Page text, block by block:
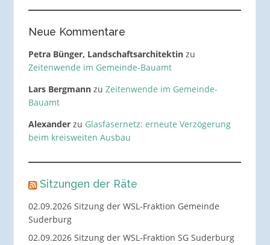
Neue Kommentare
Petra Bünger, Landschaftsarchitektinzu
Zeitenwende im Gemeinde-Bauamt
Lars Bergmannzu Zeitenwende im Gemeinde-
Bauamt
Alexanderzu Glasfasernetz: erneute Verzögerung
beim kreisweiten Ausbau
Sitzungen der Räte
02.09.2026 Sitzung der WSL-Fraktion Gemeinde
Suderburg
02.09.2026 Sitzung der WSL-Fraktion SG Suderburg